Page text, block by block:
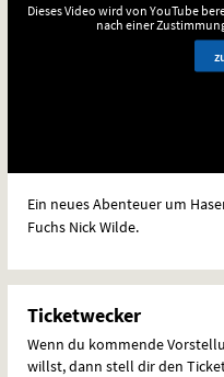
Dieses Video wird von YouTube
nach einer
Ein neues Abenteuer um
Fuchs Nick Wilde.
Ticketwecker
Wenn du kommende
willst, dann stell dir den